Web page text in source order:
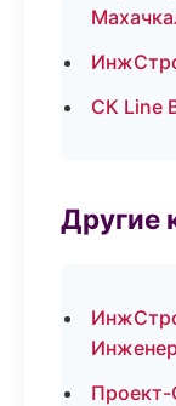
СК Line
Другие